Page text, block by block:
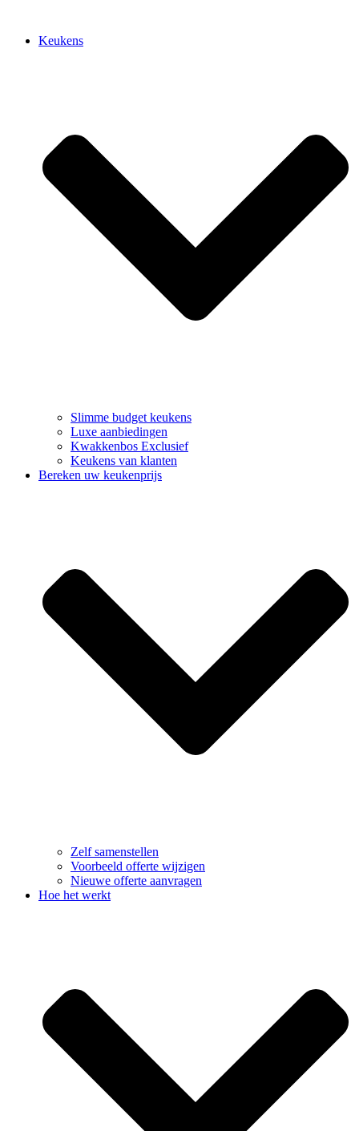
Keukens
Slimme budget keukens
Luxe aanbiedingen
Kwakkenbos Exclusief
Keukens van klanten
Bereken uw keukenprijs
Zelf samenstellen
Voorbeeld offerte wijzigen
Nieuwe offerte aanvragen
Hoe het werkt